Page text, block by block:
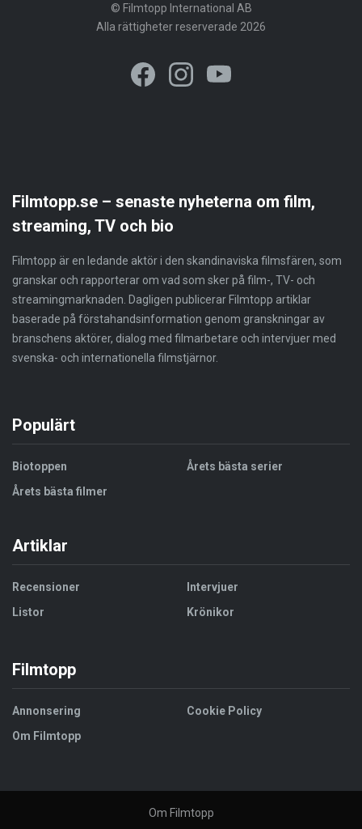
© Filmtopp International AB
Alla rättigheter reserverade 2026
Filmtopp.se – senaste nyheterna om film,
streaming, TV och bio
Filmtopp är en ledande aktör i den skandinaviska filmsfären, som
granskar och rapporterar om vad som sker på film-, TV- och
streamingmarknaden. Dagligen publicerar Filmtopp artiklar
baserade på förstahandsinformation genom granskningar av
branschens aktörer, dialog med filmarbetare och intervjuer med
svenska- och internationella filmstjärnor.
Populärt
Biotoppen
Årets bästa filmer
Årets bästa serier
Artiklar
Recensioner
Listor
Intervjuer
Krönikor
Filmtopp
Annonsering
Om Filmtopp
Cookie Policy
Om Filmtopp